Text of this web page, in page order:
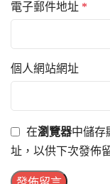
電子郵件地址 *
個人網站網址
在瀏覽器中儲存
址，以供下次發佈